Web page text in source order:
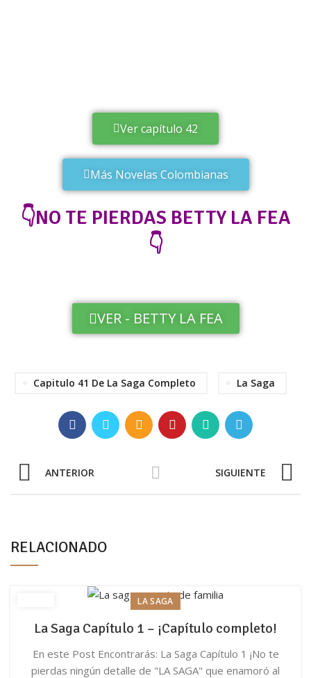
Ver capítulo 42
Más Novelas Colombianas
👇NO TE PIERDAS BETTY LA FEA
👇
VER - BETTY LA FEA
Capitulo 41 De La Saga Completo La Saga
ANTERIOR SIGUIENTE
RELACIONADO
LA SAGA
La Saga Capítulo 1 – ¡Capítulo completo!
En este Post Encontrarás: La Saga Capítulo 1 ¡No te
pierdas ningún detalle de "LA SAGA" que enamoró al